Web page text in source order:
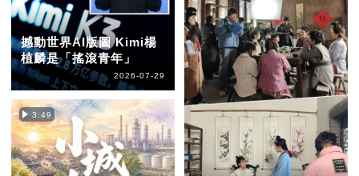
撼動世界AI版圖 Kimi楊
植麟是「搖滾青年」
2026-07-29
3:49